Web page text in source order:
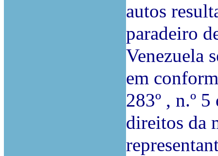
autos
paradeiro
Venezuela
em
283º , n.º
direitos da